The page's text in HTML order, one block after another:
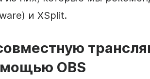
и XSplit.
OBS